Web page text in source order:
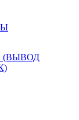
(ВЫВОД